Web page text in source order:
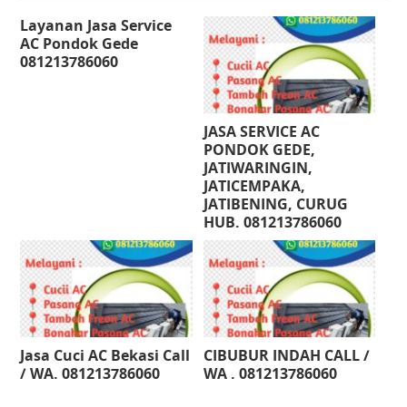
Layanan Jasa Service
AC Pondok Gede
081213786060
JASA SERVICE AC
PONDOK GEDE,
JATIWARINGIN,
JATICEMPAKA,
JATIBENING, CURUG
HUB. 081213786060
Jasa Cuci AC Bekasi Call
/ WA. 081213786060
CIBUBUR INDAH CALL /
WA . 081213786060